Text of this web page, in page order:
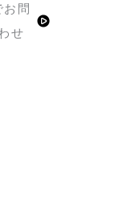
お問
せ